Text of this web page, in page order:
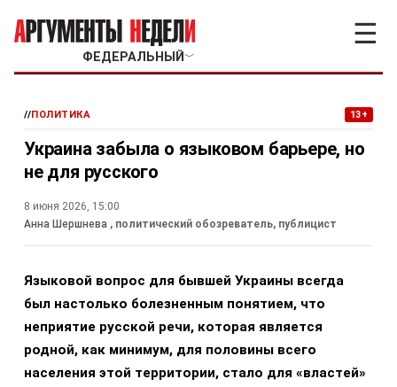
ФЕДЕРАЛЬНЫЙ ﹀
☰
//ПОЛИТИКА 13+
Украина забыла о языковом барьере, но
не для русского
8 июня 2026, 15:00
Анна Шершнева , политический обозреватель, публицист
Языковой вопрос для бывшей Украины всегда
был настолько болезненным понятием, что
неприятие русской речи, которая является
родной, как минимум, для половины всего
населения этой территории, стало для «властей»